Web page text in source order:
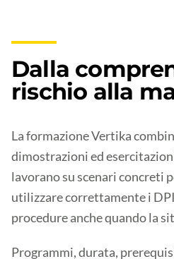
Dalla
rischio alla
La formazione Vertika
dimostrazioni ed
lavorano su scenari concreti
utilizzare correttamente i
procedure anche quando la
Programmi, durata,